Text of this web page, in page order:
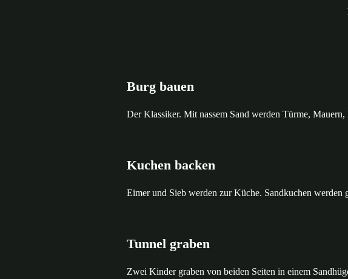
Burg bauen
Der Klassiker. Mit nassem Sand werden Türme,
Kuchen backen
Eimer und Sieb werden zur Küche. Sandkuchen werden
Tunnel graben
Zwei Kinder graben von beiden Seiten in einem